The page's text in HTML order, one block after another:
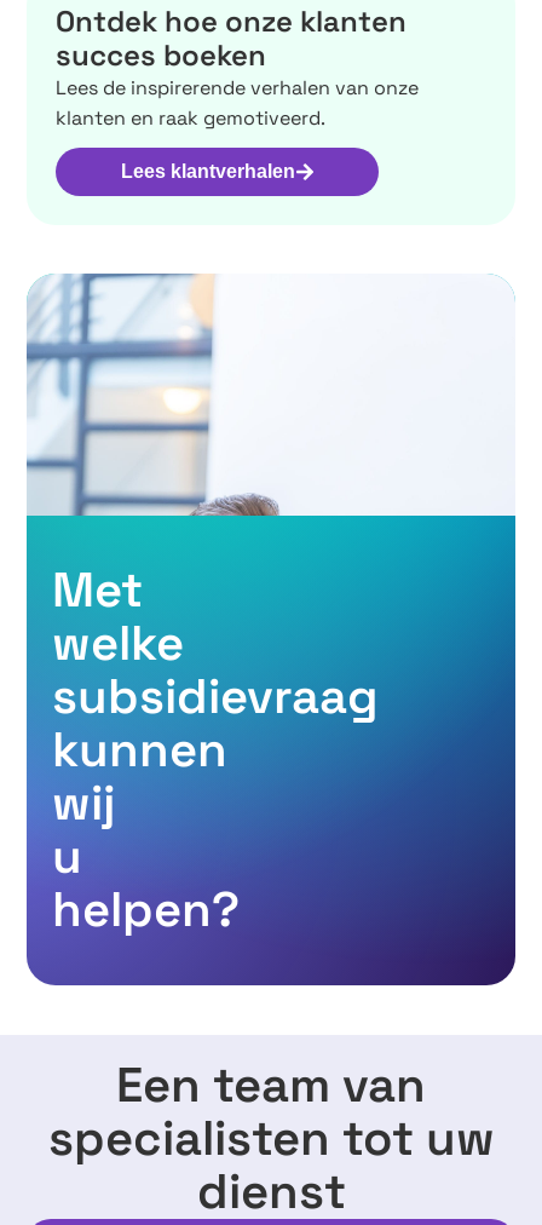
Ontdek hoe onze klanten
succes boeken
Lees de inspirerende verhalen van onze
klanten en raak gemotiveerd.
Lees klantverhalen
Met
welke
subsidievraag
kunnen
wij
u
helpen?
Een team van
specialisten tot uw
dienst